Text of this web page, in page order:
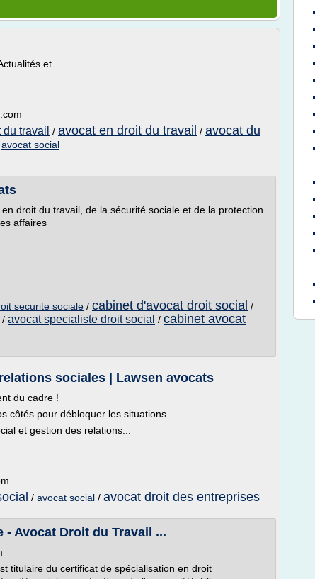
et...
travail / avocat en droit du travail / avocat du
avocat social
droit du travail, de la sécurité sociale et de la protection
affaires
securite sociale / cabinet d'avocat droit social /
/ avocat specialiste droit social / cabinet avocat
sociales | Lawsen avocats
du cadre !
côtés pour débloquer les situations
et gestion des relations...
/ avocat social / avocat droit des entreprises
Avocat Droit du Travail ...
titulaire du certificat de spécialisation en droit